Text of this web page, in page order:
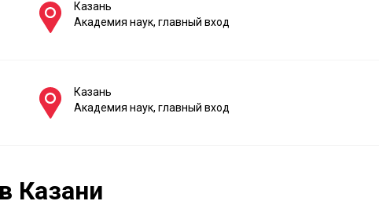
Казань
Академия наук, главный вход
Казань
Академия наук, главный вход
Казани